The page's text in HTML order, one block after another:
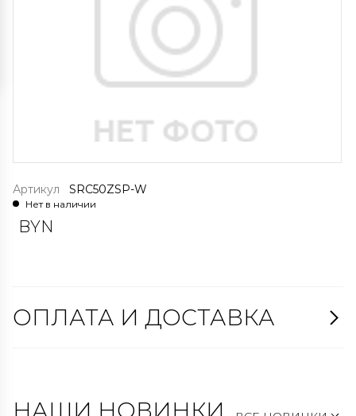
Артикул SRC50ZSP-W
Нет в наличии
BYN
ОПЛАТА И ДОСТАВКА
НАШИ НОВИНКИ